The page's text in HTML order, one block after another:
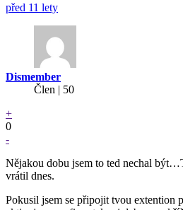
před 11 lety
Dismember
Člen | 50
+
0
-
Nějakou dobu jsem to ted nechal
vrátil dnes.
Pokusil jsem se připojit tvou extention